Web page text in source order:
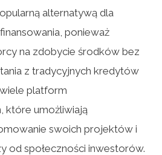
alternatywą dla
ponieważ
na zdobycie środków bez
z tradycyjnych kredytów
platform
które umożliwiają
swoich projektów i
od społeczności inwestorów.